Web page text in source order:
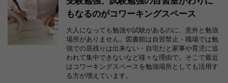
もなるのがコワーキングスペース
大人になっても勉強や試験があるのに、意外と勉強
場所がありません。図書館は自習禁止・職場では勉
強での居残りは出来ない・自宅だと家事や育児に追
われて集中できないなど様々な理由で。そこで最近
はコワーキングスペースを勉強場所としても活用す
る方が増えています。